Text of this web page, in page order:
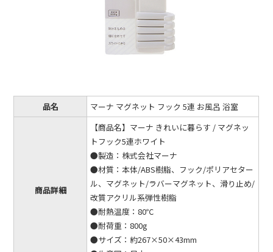
品名 マーナ マグネット フック 5連 お風呂 浴室
商品詳細
【商品名】マーナ きれいに暮らす / マグネッ
トフック5連ホワイト
●製造：株式会社マーナ
●材質：本体/ABS樹脂、フック/ポリアセター
ル、マグネット/ラバーマグネット、滑り止め/
改質アクリル系弾性樹脂
●耐熱温度：80℃
●耐荷重：800g
●サイズ：約267×50×43mm